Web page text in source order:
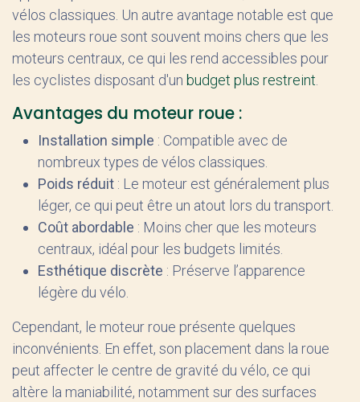
vélos classiques. Un autre avantage notable est que
les moteurs roue sont souvent moins chers que les
moteurs centraux, ce qui les rend accessibles pour
les cyclistes disposant d'un budget plus restreint.
Avantages du moteur roue :
Installation simple : Compatible avec de
nombreux types de vélos classiques.
Poids réduit : Le moteur est généralement plus
léger, ce qui peut être un atout lors du transport.
Coût abordable : Moins cher que les moteurs
centraux, idéal pour les budgets limités.
Esthétique discrète : Préserve l’apparence
légère du vélo.
Cependant, le moteur roue présente quelques
inconvénients. En effet, son placement dans la roue
peut affecter le centre de gravité du vélo, ce qui
altère la maniabilité, notamment sur des surfaces